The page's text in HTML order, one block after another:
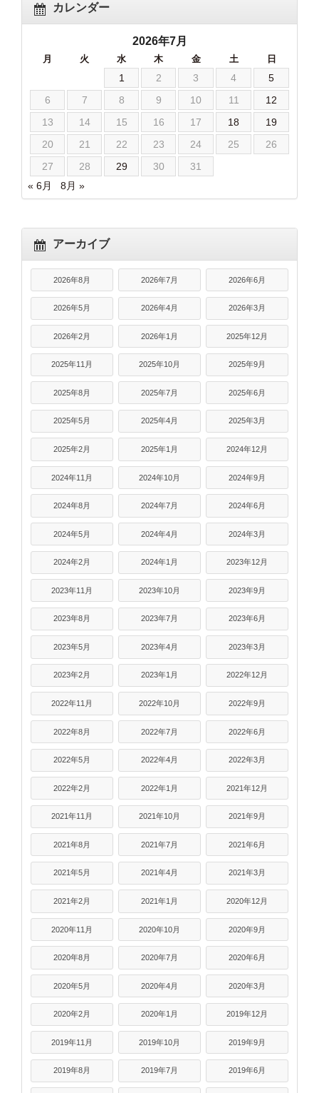
カレンダー
2026年7月
月 火 水 木 金 土 日
1 2 3 4
5
6
7 8 9 10 11
12
13
14 15 16 17 18
19
20
21 22 23 24 25
26
27
28 29 30
31
« 6月
8月 »
アーカイブ
2026年8月 2026年7月 2026年6月
2026年5月 2026年4月 2026年3月
2026年2月 2026年1月 2025年12月
2025年11月 2025年10月 2025年9月
2025年8月 2025年7月 2025年6月
2025年5月 2025年4月 2025年3月
2025年2月 2025年1月 2024年12月
2024年11月 2024年10月 2024年9月
2024年8月 2024年7月 2024年6月
2024年5月 2024年4月 2024年3月
2024年2月 2024年1月 2023年12月
2023年11月 2023年10月 2023年9月
2023年8月 2023年7月 2023年6月
2023年5月 2023年4月 2023年3月
2023年2月 2023年1月 2022年12月
2022年11月 2022年10月 2022年9月
2022年8月 2022年7月 2022年6月
2022年5月 2022年4月 2022年3月
2022年2月 2022年1月 2021年12月
2021年11月 2021年10月 2021年9月
2021年8月 2021年7月 2021年6月
2021年5月 2021年4月 2021年3月
2021年2月 2021年1月 2020年12月
2020年11月 2020年10月 2020年9月
2020年8月 2020年7月 2020年6月
2020年5月 2020年4月 2020年3月
2020年2月 2020年1月 2019年12月
2019年11月 2019年10月 2019年9月
2019年8月 2019年7月 2019年6月